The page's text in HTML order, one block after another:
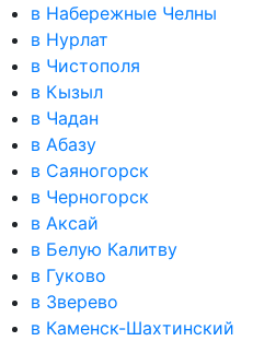
в Набережные Челны
в Нурлат
в Чистополя
в Кызыл
в Чадан
в Абазу
в Саяногорск
в Черногорск
в Аксай
в Белую Калитву
в Гуково
в Зверево
в Каменск-Шахтинский